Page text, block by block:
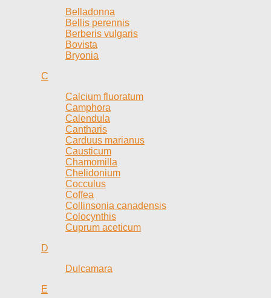
Belladonna
Bellis perennis
Berberis vulgaris
Bovista
Bryonia
C
Calcium fluoratum
Camphora
Calendula
Cantharis
Carduus marianus
Causticum
Chamomilla
Chelidonium
Cocculus
Coffea
Collinsonia canadensis
Colocynthis
Cuprum aceticum
D
Dulcamara
E